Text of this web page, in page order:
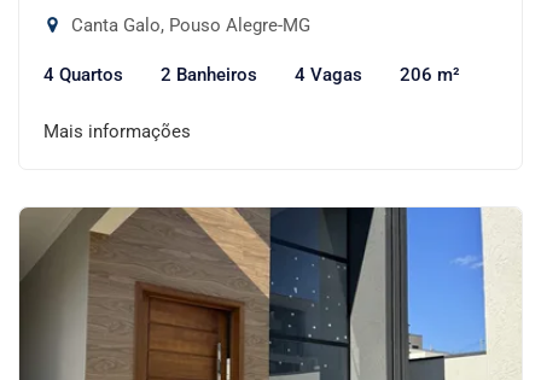
Canta Galo, Pouso Alegre-MG
4 Quartos 2 Banheiros 4 Vagas 206 m²
Mais informações